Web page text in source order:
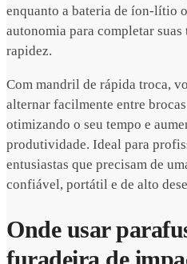
enquanto a bateria de íon-lítio
autonomia para completar suas
rapidez.
Com mandril de rápida troca,
alternar facilmente entre
otimizando o seu tempo e
produtividade. Ideal para
entusiastas que precisam de
confiável, portátil e de alto
Onde usar